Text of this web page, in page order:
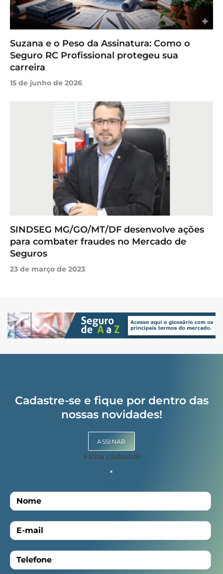
Suzana e o Peso da Assinatura: Como o
Seguro RC Profissional protegeu sua
carreira
15 de junho de 2026
SINDSEG MG/GO/MT/DF desenvolve ações
para combater fraudes no Mercado de
Seguros
23 de março de 2023
Cadastre-se e fique por dentro das
nossas novidades!
ASSINAR
Ficha cadastral
×
FacebookInstagramYouTubeLinkedIn